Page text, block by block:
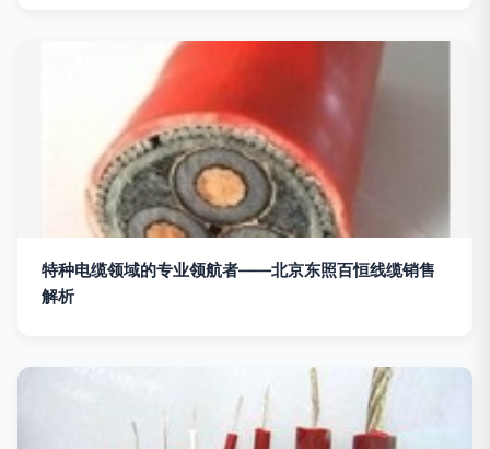
特种电缆领域的专业领航者——北京东照百恒线缆销售
解析